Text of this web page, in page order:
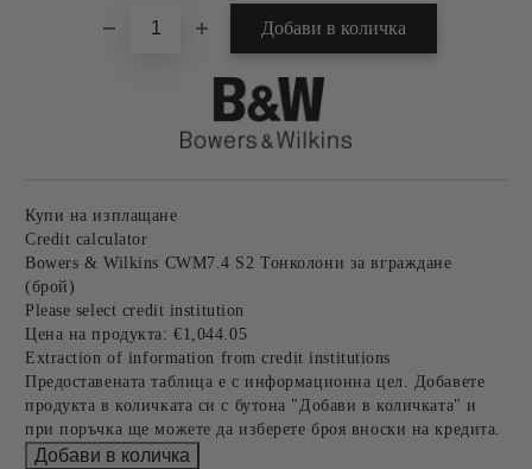
Купи на изплащане
Credit calculator
Bowers & Wilkins CWM7.4 S2 Тонколони за вграждане
(брой)
Please select credit institution
Цена на продукта: €1,044.05
Extraction of information from credit institutions
Предоставената таблица е с информационна цел. Добавете
продукта в количката си с бутона "Добави в количката" и
при поръчка ще можете да изберете броя вноски на кредита.